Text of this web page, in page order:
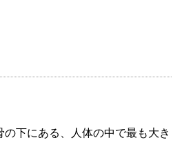
の下にある、人体の中で最も大き